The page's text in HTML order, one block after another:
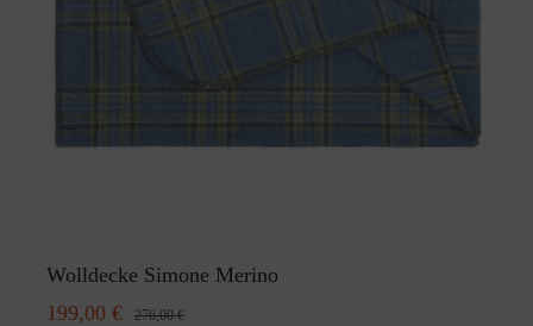
Wolldecke Simone Merino
199,00 €
276,00 €